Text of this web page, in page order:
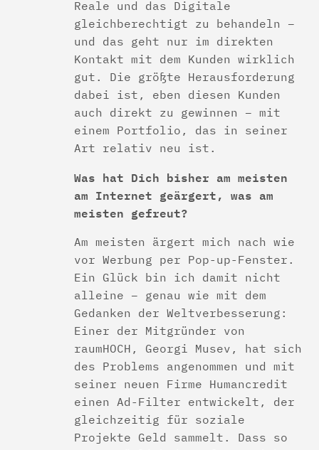
Reale und das Digitale
gleichberechtigt zu behandeln –
und das geht nur im direkten
Kontakt mit dem Kunden wirklich
gut. Die größte Herausforderung
dabei ist, eben diesen Kunden
auch direkt zu gewinnen – mit
einem Portfolio, das in seiner
Art relativ neu ist.
Was hat Dich bisher am meisten
am Internet geärgert, was am
meisten gefreut?
Am meisten ärgert mich nach wie
vor Werbung per Pop-up-Fenster.
Ein Glück bin ich damit nicht
alleine – genau wie mit dem
Gedanken der Weltverbesserung:
Einer der Mitgründer von
raumHOCH, Georgi Musev, hat sich
des Problems angenommen und mit
seiner neuen Firme Humancredit
einen Ad-Filter entwickelt, der
gleichzeitig für soziale
Projekte Geld sammelt. Dass so